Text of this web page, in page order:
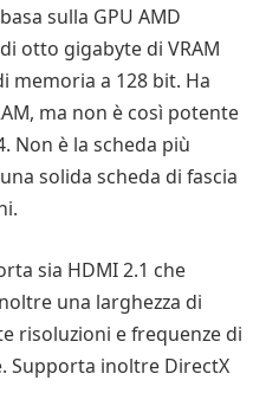
sulla GPU AMD
otto gigabyte di VRAM
memoria a 128 bit. Ha
ma non è così potente
Non è la scheda più
solida scheda di fascia
sia HDMI 2.1 che
una larghezza di
risoluzioni e frequenze di
Supporta inoltre DirectX